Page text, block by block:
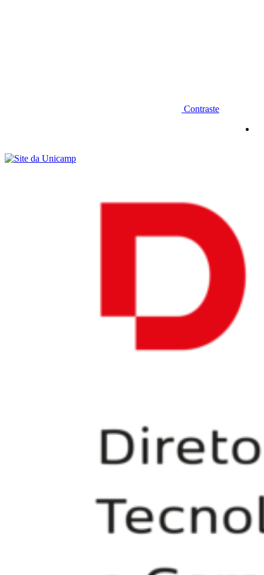
Contraste